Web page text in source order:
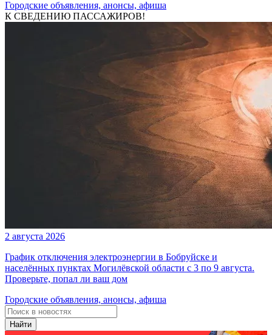
Городские объявления, анонсы, афиша
К СВЕДЕНИЮ ПАССАЖИРОВ!
2 августа 2026
График отключения электроэнергии в Бобруйске и
населённых пунктах Могилёвской области с 3 по 9 августа.
Проверьте, попал ли ваш дом
Городские объявления, анонсы, афиша
Найти